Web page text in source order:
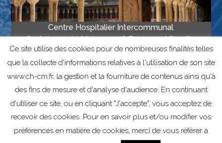
Centre Hospitalier Intercommunal
Castelsarrasin-Moissac • 16 Boulevard Camille
Delthil, 82201 Moissac • Tél 05 63 04 67 00
• Fax 05 63 04 67 67
Mentions légales Informations sur les cookies
Ce site utilise des cookies pour de nombreuses finalités telles
que la collecte d'informations relatives à l'utilisation de son site
www.ch-cm.fr, la gestion et la fourniture de contenus ainsi qu'à
des fins de mesure et d'analyse d'audience. En continuant
d'utiliser ce site, ou en cliquant "J'accepte", vous acceptez de
recevoir des cookies. Pour en savoir plus et/ou modifier vos
préférences en matière de cookies, merci de vous référer à